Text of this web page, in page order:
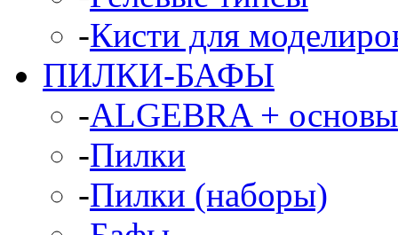
-Кисти для
ПИЛКИ-БАФЫ
-ALGEBRA + основы
-Пилки
-Пилки (наборы)